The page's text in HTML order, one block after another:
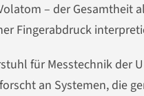
– der Gesamtheit
Fingerabdruck
für Messtechnik der
an Systemen, die